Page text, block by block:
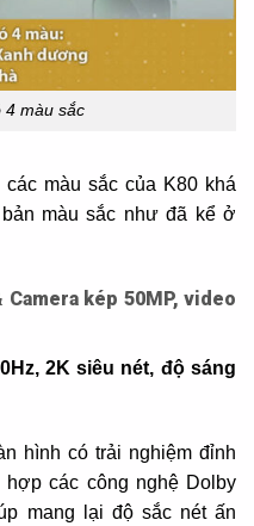
4 màu sắc
màu sắc của K80 khá
màu sắc như đã kể ở
Camera kép 50MP, video
2K siêu nét, độ sáng
hình có trải nghiệm đỉnh
các công nghệ Dolby
mang lại độ sắc nét ấn